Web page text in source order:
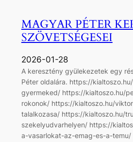
MAGYAR PÉTER
SZÖVETSÉGESEI
2026-01-28
A keresztény gyülekezetek egy
Péter oldalára. https://
gyermeked/ https://kialtoszo.hu/
rokonok/ https://kialtoszo.hu/
talalkozasa/ https://kialtoszo.hu/
szekelyudvarhelyen/ https://
a-vasarlokat-az-emag-es-a-temu/